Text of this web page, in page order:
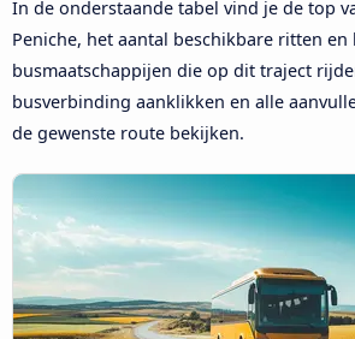
In de onderstaande tabel vind je de top
Peniche, het aantal beschikbare ritten en
busmaatschappijen die op dit traject
busverbinding aanklikken en alle
de gewenste route bekijken.